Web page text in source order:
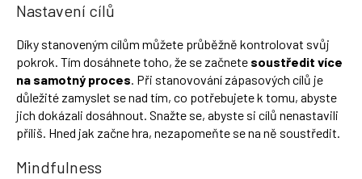
Nastavení cílů
Díky stanoveným cílům můžete průběžně kontrolovat svůj
pokrok. Tím dosáhnete toho, že se začnete soustředit více
na samotný proces. Při stanovování zápasových cílů je
důležité zamyslet se nad tím, co potřebujete k tomu, abyste
jich dokázali dosáhnout. Snažte se, abyste si cílů nenastavili
příliš. Hned jak začne hra, nezapomeňte se na ně soustředit.
Mindfulness